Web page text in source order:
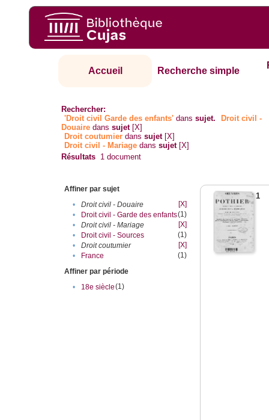
Accueil Recherche simple
Rechercher:
'Droit civil Garde des enfants' danssujet.
Droit civil -
Douaire danssujet [X]
Droit coutumier danssujet [X]
Droit civil - Mariage danssujet [X]
Résultats 1 document
Affiner par sujet
•
Droit civil - Douaire
[X]
•
Droit civil - Garde des enfants(1)
•
Droit civil - Mariage
[X]
•
Droit civil - Sources
(1)
•
Droit coutumier
[X]
•
France
(1)
Affiner par période
•
18e siècle(1)
1